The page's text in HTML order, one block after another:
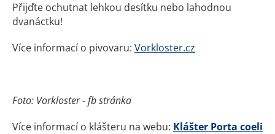
Přijďte ochutnat lehkou desítku nebo lahodnou
dvanáctku!
Více informací o pivovaru: Vorkloster.cz
Foto: Vorkloster - fb stránka
Více informací o klášteru na webu: Klášter Porta coeli